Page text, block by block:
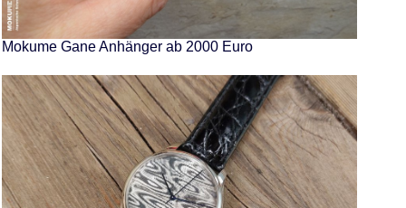
Mokume Gane Anhänger ab 2000 Euro